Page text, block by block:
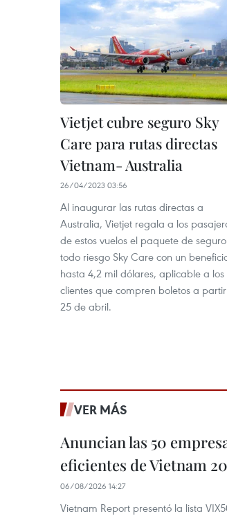
Vietjet cubre seguro Sky
Care para rutas directas
Vietnam- Australia
26/04/2023 03:56
Al inaugurar las rutas directas a
Australia, Vietjet regala a los
de estos vuelos el paquete de
todo riesgo Sky Care con un
hasta 4,2 mil dólares, aplicable a los
clientes que compren boletos a
25 de abril.
VER MÁS
Anuncian las 50
eficientes de Vietnam
06/08/2026 14:27
Vietnam Report presentó la lista